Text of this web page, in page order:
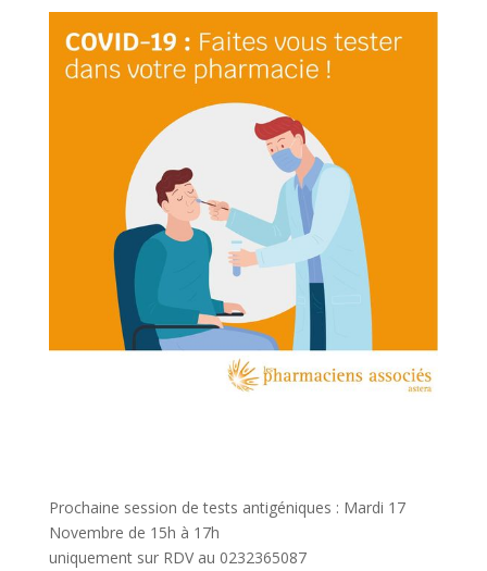
Prochaine session de tests antigéniques : Mardi 17
Novembre de 15h à 17h
uniquement sur RDV au 0232365087